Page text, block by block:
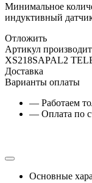
Минимальное
индуктивный
Отложить
Артикул
XS218SAPAL2
Доставка
Варианты оплаты
— Работаем
— Оплата по
Основные